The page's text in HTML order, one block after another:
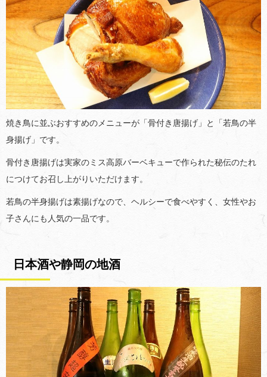
焼き鳥に並ぶおすすめのメニューが「骨付き唐揚げ」と「若鳥の半
身揚げ」です。
骨付き唐揚げは実家のミス高原バーベキューで作られた秘伝のたれ
につけてお召し上がりいただけます。
若鳥の半身揚げは素揚げなので、ヘルシーで食べやすく、女性やお
子さんにも人気の一品です。
日本酒や静岡の地酒